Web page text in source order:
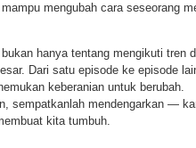
mengubah cara seseorang
hanya tentang mengikuti tren
Dari satu episode ke episode
keberanian untuk berubah.
sempatkanlah mendengarkan —
kita tumbuh.